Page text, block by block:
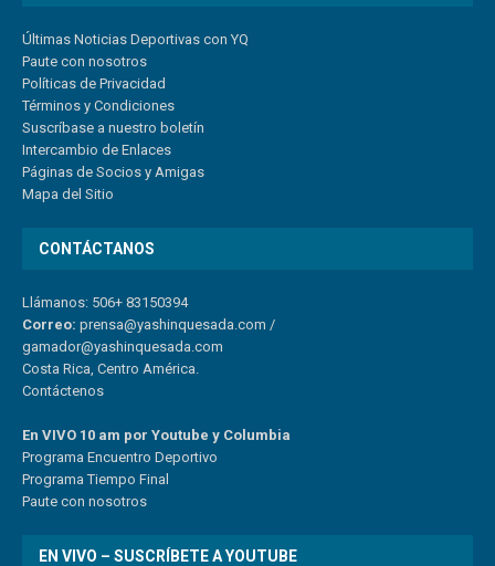
Últimas Noticias Deportivas con YQ
Paute con nosotros
Políticas de Privacidad
Términos y Condiciones
Suscríbase a nuestro boletín
Intercambio de Enlaces
Páginas de Socios y Amigas
Mapa del Sitio
CONTÁCTANOS
Llámanos: 506+ 83150394
Correo: prensa@yashinquesada.com /
gamador@yashinquesada.com
Costa Rica, Centro América.
Contáctenos
En VIVO 10 am por Youtube y Columbia
Programa Encuentro Deportivo
Programa Tiempo Final
Paute con nosotros
EN VIVO – SUSCRÍBETE A YOUTUBE